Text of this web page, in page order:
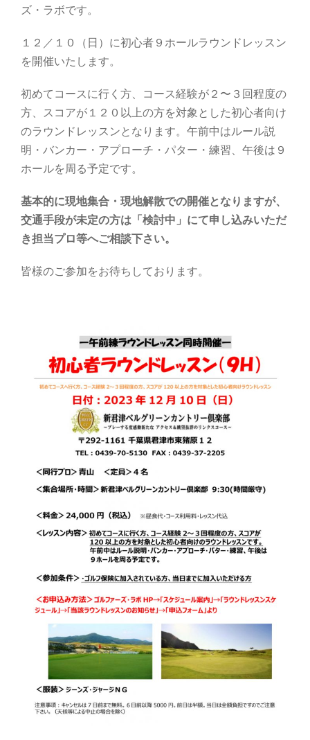
ズ・ラボです。
１２／１０（日）に初心者９ホールラウンドレッスン
を開催いたします。
初めてコースに行く方、コース経験が２〜３回程度の
方、スコアが１２０以上の方を対象とした初心者向け
のラウンドレッスンとなります。午前中はルール説
明・バンカー・アプローチ・パター・練習、午後は９
ホールを周る予定です。
基本的に現地集合・現地解散での開催となりますが、
交通手段が未定の方は「検討中」にて申し込みいただ
き担当プロ等へご相談下さい。
皆様のご参加をお待ちしております。